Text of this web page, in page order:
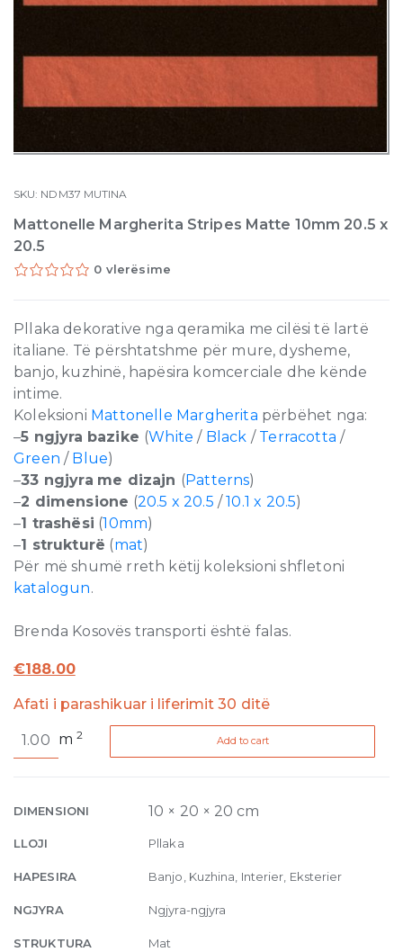
SKU: NDM37 MUTINA
Mattonelle Margherita Stripes Matte 10mm 20.5 x
20.5
0 vlerësime
Pllaka dekorative nga qeramika me cilësi të lartë
italiane. Të përshtatshme për mure, dysheme,
banjo, kuzhinë, hapësira komcerciale dhe kënde
intime.
Koleksioni Mattonelle Margherita përbëhet nga:
–5 ngjyra bazike (White / Black / Terracotta /
Green / Blue)
–33 ngjyra me dizajn (Patterns)
–2 dimensione (20.5 x 20.5 /10.1 x 20.5)
–1 trashësi (10mm)
–1 strukturë (mat)
Për më shumë rreth këtij koleksioni shfletoni
katalogun.
Brenda Kosovës transporti është falas.
€188.00
Afati i parashikuar i liferimit 30 ditë
Margherita
10mm
x
20.5
m2 Add to cart
DIMENSIONI 10 × 20 × 20 cm
LLOJI Pllaka
HAPESIRA Banjo, Kuzhina, Interier, Eksterier
NGJYRA Ngjyra-ngjyra
STRUKTURA Mat